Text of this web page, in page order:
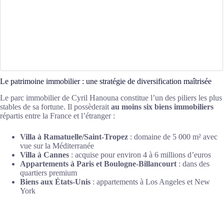
Le patrimoine immobilier : une stratégie de diversification maîtrisée
Le parc immobilier de Cyril Hanouna constitue l’un des piliers les plus
stables de sa fortune. Il possèderait au moins six biens immobiliers
répartis entre la France et l’étranger :
Villa à Ramatuelle/Saint-Tropez : domaine de 5 000 m² avec
vue sur la Méditerranée
Villa à Cannes : acquise pour environ 4 à 6 millions d’euros
Appartements à Paris et Boulogne-Billancourt : dans des
quartiers premium
Biens aux États-Unis : appartements à Los Angeles et New
York